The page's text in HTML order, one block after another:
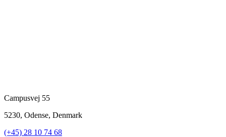
Campusvej 55
5230, Odense, Denmark
(+45) 28 10 74 68